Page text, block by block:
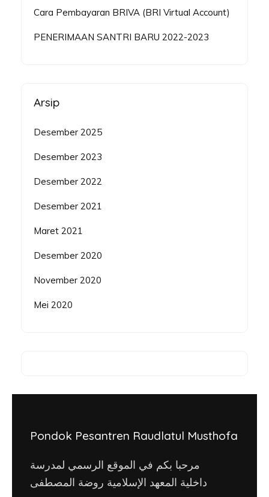
Cara Pembayaran BRIVA (BRI Virtual Account)
PENERIMAAN SANTRI BARU 2022-2023
Arsip
Desember 2025
Desember 2023
Desember 2022
Desember 2021
Maret 2021
Desember 2020
November 2020
Mei 2020
Pondok Pesantren Raudlatul Musthofa
مرحبا بكم في الموقع الرسمي لمدرسة
داخلية المعهد الإسلامية روضة المصطفى